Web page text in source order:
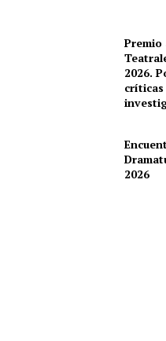
Premio
2026.
críticas
2026